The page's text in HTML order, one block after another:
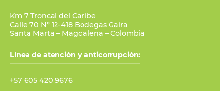
Km 7 Troncal del Caribe
Calle 70 N° 12-418 Bodegas Gaira
Santa Marta – Magdalena – Colombia
Línea de atención y anticorrupción:
+57 605 420 9676